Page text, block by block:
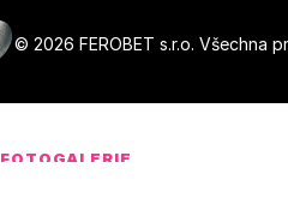
© 2026 FEROBET s.r.o. Všechna
FOTOGALERIE